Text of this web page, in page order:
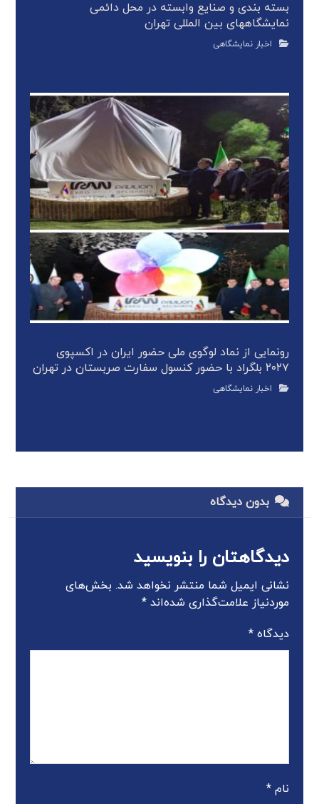
بسته بندی و صنایع وابسته در محل دائمی
نمایشگاههای بین المللی تهران
اخبار نمایشگاهی
رونمایی از نماد لوگوی ملی حضور ایران در اکسپوی
۲۰۲۷ بلگراد با حضور کنسول سفارت صربستان در تهران
اخبار نمایشگاهی
بدون دیدگاه
دیدگاهتان را بنویسید
نشانی ایمیل شما منتشر نخواهد شد. بخش‌های
موردنیاز علامت‌گذاری شده‌اند*
دیدگاه*
نام*